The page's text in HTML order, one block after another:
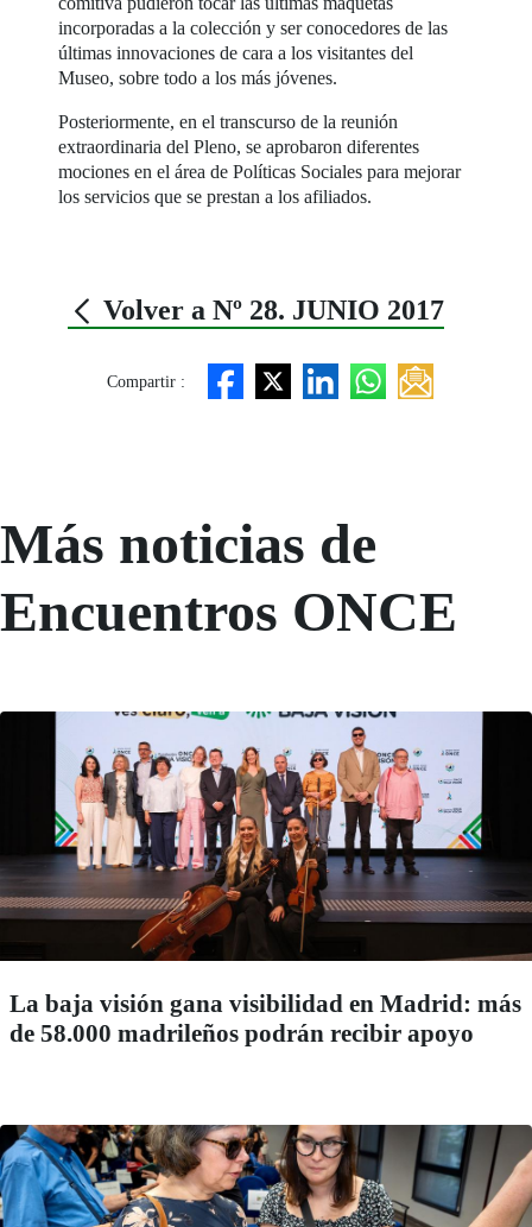
incorporadas a la colección y ser conocedores de las
últimas innovaciones de cara a los visitantes del
Museo, sobre todo a los más jóvenes.
Posteriormente, en el transcurso de la reunión
extraordinaria del Pleno, se aprobaron diferentes
mociones en el área de Políticas Sociales para mejorar
los servicios que se prestan a los afiliados.
Volver a Nº 28. JUNIO 2017
Compartir :
Más noticias de
Encuentros ONCE
La baja visión gana visibilidad en Madrid: más
de 58.000 madrileños podrán recibir apoyo